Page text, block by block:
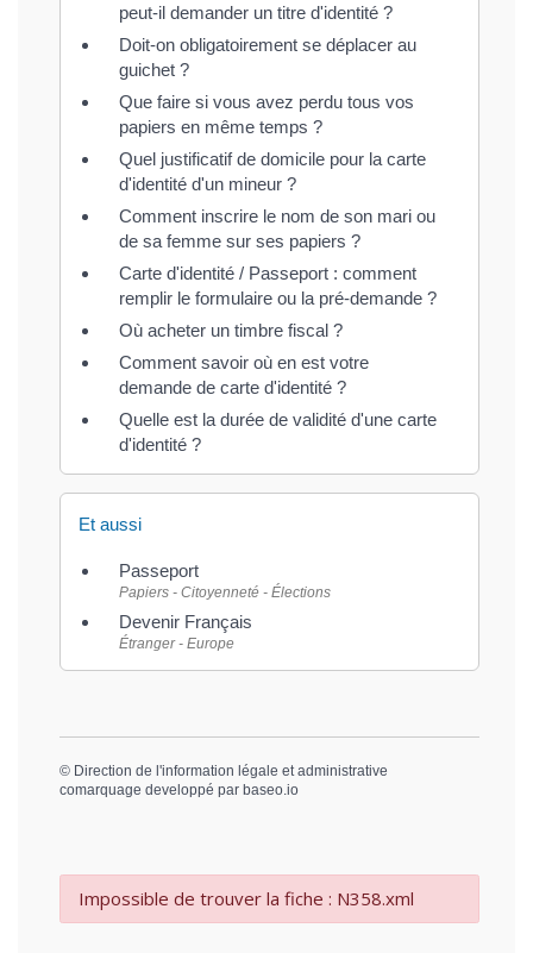
peut-il demander un titre d'identité ?
Doit-on obligatoirement se déplacer au
guichet ?
Que faire si vous avez perdu tous vos
papiers en même temps ?
Quel justificatif de domicile pour la carte
d'identité d'un mineur ?
Comment inscrire le nom de son mari ou
de sa femme sur ses papiers ?
Carte d'identité / Passeport : comment
remplir le formulaire ou la pré-demande ?
Où acheter un timbre fiscal ?
Comment savoir où en est votre
demande de carte d'identité ?
Quelle est la durée de validité d'une carte
d'identité ?
Et aussi
Passeport
Papiers - Citoyenneté - Élections
Devenir Français
Étranger - Europe
© Direction de l'information légale et administrative
comarquage developpé par baseo.io
Impossible de trouver la fiche : N358.xml